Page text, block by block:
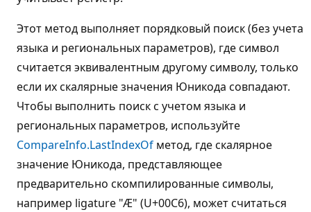
Этот метод выполняет порядковый поиск (без учета
языка и региональных параметров), где символ
считается эквивалентным другому символу, только
если их скалярные значения Юникода совпадают.
Чтобы выполнить поиск с учетом языка и
региональных параметров, используйте
CompareInfo.LastIndexOf метод, где скалярное
значение Юникода, представляющее
предварительно скомпилированные символы,
например ligature "Æ" (U+00C6), может считаться